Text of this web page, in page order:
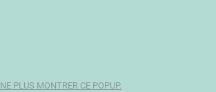
NE PLUS MONTRER CE POPUP.